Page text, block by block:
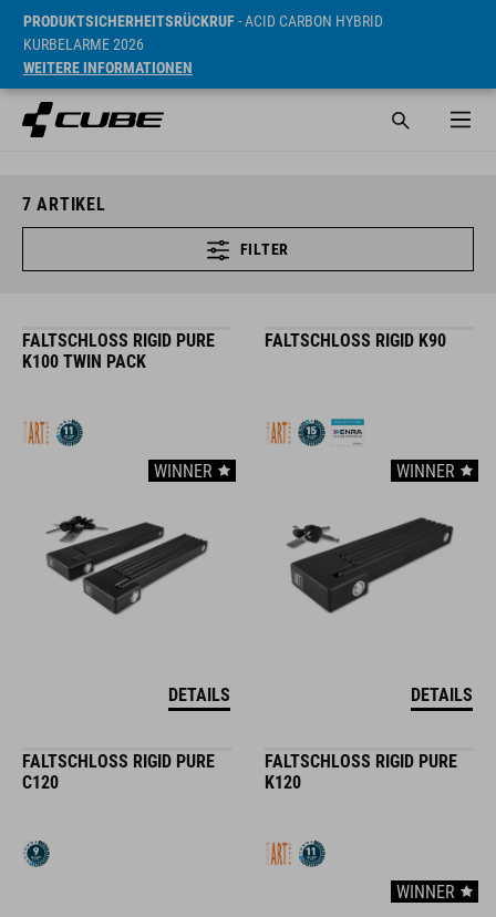
PRODUKTSICHERHEITSRÜCKRUF- ACID CARBON HYBRID
KURBELARME 2026
WEITERE INFORMATIONEN
7 ARTIKEL
FILTER
FALTSCHLOSS RIGID PURE
K100 TWIN PACK
WINNER
DETAILS
FALTSCHLOSS RIGID K90
WINNER
DETAILS
FALTSCHLOSS RIGID PURE
C120
FALTSCHLOSS RIGID PURE
K120
WINNER